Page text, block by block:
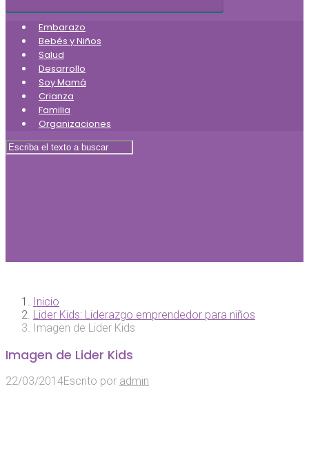
Embarazo
Bebés y Niños
Salud
Desarrollo
Soy Mamá
Crianza
Familia
Organizaciones
Inicio
Lider Kids: Liderazgo emprendedor para niños
Imagen de Lider Kids
Imagen de Lider Kids
22/03/2014Escrito por admin